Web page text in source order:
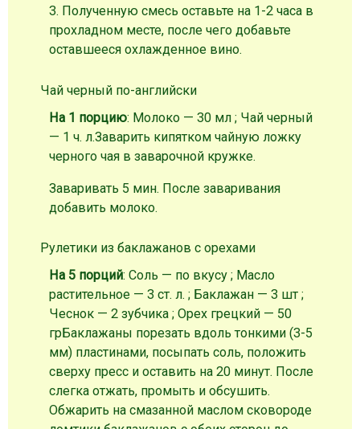
3. Полученную смесь оставьте на 1-2 часа в
прохладном месте, после чего добавьте
оставшееся охлажденное вино.
Чай черный по-английски
На 1 порцию: Молоко — 30 мл ; Чай черный
— 1 ч. л.Заварить кипятком чайную ложку
черного чая в заварочной кружке.
Заваривать 5 мин. После заваривания
добавить молоко.
Рулетики из баклажанов с орехами
На 5 порций: Соль — по вкусу ; Масло
растительное — 3 ст. л. ; Баклажан — 3 шт ;
Чеснок — 2 зубчика ; Орех грецкий — 50
грБаклажаны порезать вдоль тонкими (3-5
мм) пластинами, посыпать соль, положить
сверху пресс и оставить на 20 минут. После
слегка отжать, промыть и обсушить.
Обжарить на смазанной маслом сковороде